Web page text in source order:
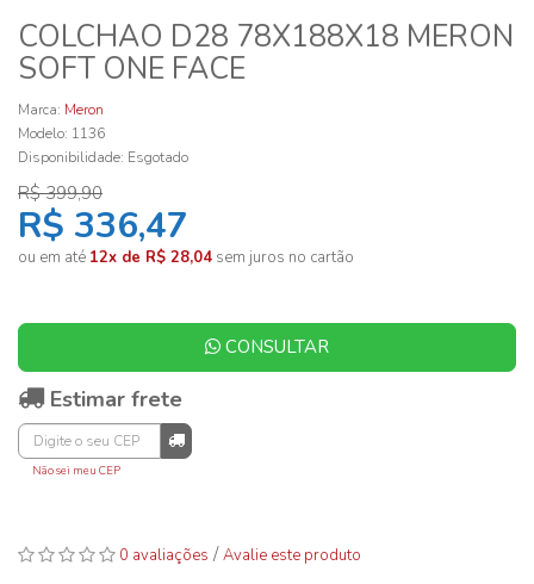
COLCHAO D28 78X188X18 MERON
SOFT ONE FACE
Marca: Meron
Modelo: 1136
Disponibilidade: Esgotado
R$ 399,90
R$ 336,47
ou em até 12x de R$ 28,04 sem juros no cartão
CONSULTAR
Estimar frete
Não sei meu CEP
0 avaliações /Avalie este produto